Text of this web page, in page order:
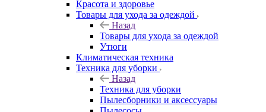
Красота и здоровье
Товары для ухода за одеждой
Назад
Товары для ухода за одеждой
Утюги
Климатическая техника
Техника для уборки
Назад
Техника для уборки
Пылесборники и аксессуары